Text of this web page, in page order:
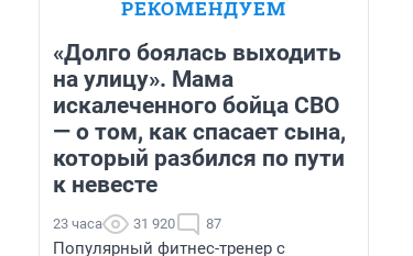
РЕКОМЕНДУЕМ
«Долго боялась выходить
на улицу». Мама
искалеченного бойца СВО
— о том, как спасает сына,
который разбился по пути
к невесте
23 часа 31 920 87
Популярный фитнес-тренер с